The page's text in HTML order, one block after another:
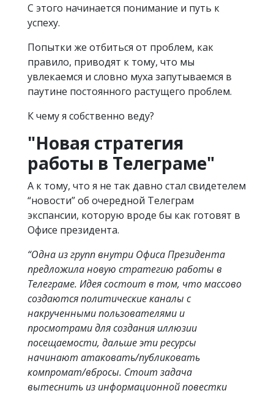
С этого начинается понимание и путь к
успеху.
Попытки же отбиться от проблем, как
правило, приводят к тому, что мы
увлекаемся и словно муха запутываемся в
паутине постоянного растущего проблем.
К чему я собственно веду?
"Новая стратегия
работы в Телеграме"
А к тому, что я не так давно стал свидетелем
“новости” об очередной Телеграм
экспансии, которую вроде бы как готовят в
Офисе президента.
“Одна из групп внутри Офиса Президента
предложила новую стратегию работы в
Телеграме. Идея состоит в том, что массово
создаются политические каналы с
накрученными пользователями и
просмотрами для создания иллюзии
посещаемости, дальше эти ресурсы
начинают атаковать/публиковать
компромат/вбросы. Стоит задача
вытеснить из информационной повестки